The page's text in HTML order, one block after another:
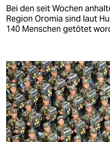
Bei den seit Wochen
Region Oromia sind laut
140 Menschen getötet